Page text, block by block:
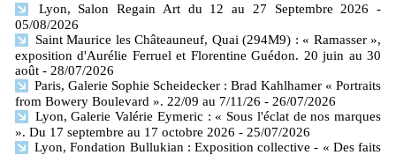
Lyon, Salon Regain Art du 12 au 27 Septembre 2026
-
05/08/2026
Saint Maurice les Châteauneuf, Quai (294M9) : « Ramasser »,
exposition d'Aurélie Ferruel et Florentine Guédon. 20 juin au 30
août - 28/07/2026
Paris, Galerie Sophie Scheidecker : Brad Kahlhamer « Portraits
from Bowery Boulevard ». 22/09 au 7/11/26 - 26/07/2026
Lyon, Galerie Valérie Eymeric : « Sous l'éclat de nos marques
». Du 17 septembre au 17 octobre 2026 - 25/07/2026
Lyon, Fondation Bullukian : Exposition collective - « Des faits